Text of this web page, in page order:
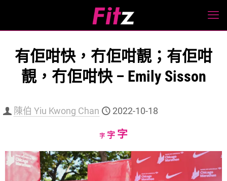
有佢咁快，冇佢咁靚；有佢咁
靚，冇佢咁快 – Emily Sisson
陳伯 Yiu Kwong Chan 2022-10-18
字Decrease
size.
字Reset
size.
字Increase
size.